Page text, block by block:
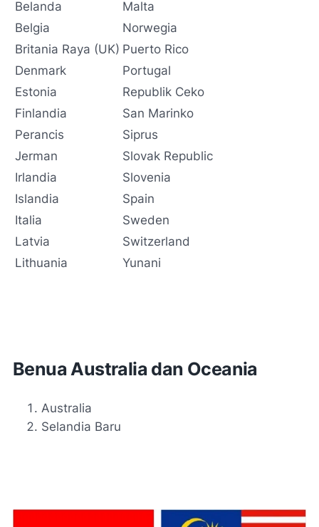
Belanda
Malta
Belgia
Norwegia
Britania Raya (UK) Puerto Rico
Denmark
Portugal
Estonia
Republik Ceko
Finlandia
San Marinko
Perancis
Siprus
Jerman
Slovak Republic
Irlandia
Slovenia
Islandia
Spain
Italia
Sweden
Latvia
Switzerland
Lithuania
Yunani
Benua Australia dan Oceania
Australia
Selandia Baru